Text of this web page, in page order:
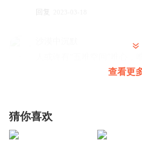
回复
唯心而物，唯物而回，唯人
查看更
猜你喜欢